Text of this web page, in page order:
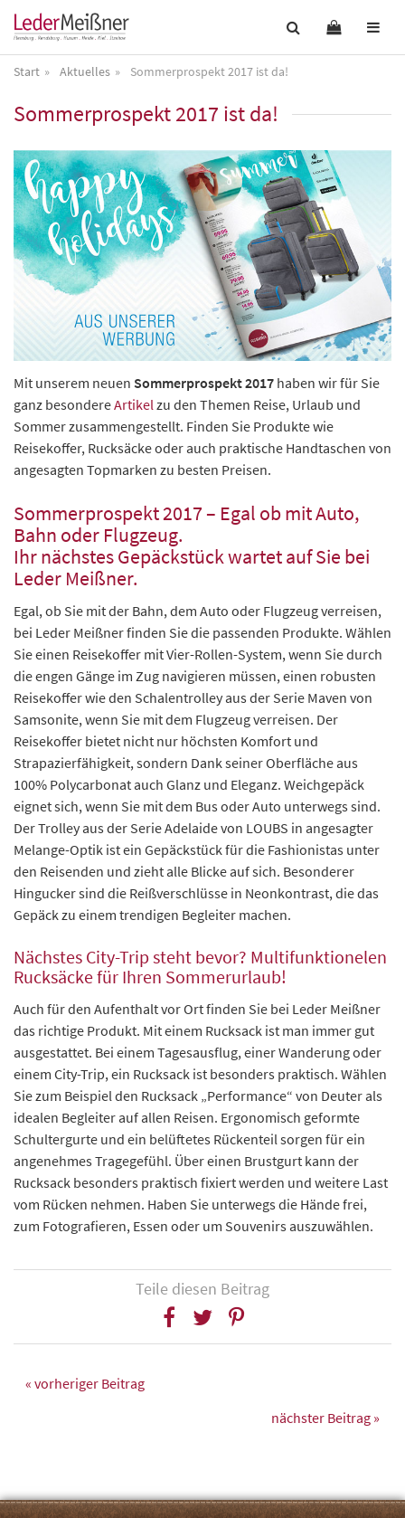
Start Aktuelles Sommerprospekt 2017 ist da!
Sommerprospekt 2017 ist da!
Mit unserem neuen Sommerprospekt 2017 haben wir für Sie
ganz besondereArtikel zu den Themen Reise, Urlaub und
Sommer zusammengestellt. Finden Sie Produkte wie
Reisekoffer, Rucksäcke oder auch praktische Handtaschen von
angesagten Topmarken zu besten Preisen.
Sommerprospekt 2017 – Egal ob mit Auto,
Bahn oder Flugzeug.
Ihr nächstes Gepäckstück wartet auf Sie bei
Leder Meißner.
Egal, ob Sie mit der Bahn, dem Auto oder Flugzeug verreisen,
bei Leder Meißner finden Sie die passenden Produkte. Wählen
Sie einen Reisekoffer mit Vier-Rollen-System, wenn Sie durch
die engen Gänge im Zug navigieren müssen, einen robusten
Reisekoffer wie den Schalentrolley aus der Serie Maven von
Samsonite, wenn Sie mit dem Flugzeug verreisen. Der
Reisekoffer bietet nicht nur höchsten Komfort und
Strapazierfähigkeit, sondern Dank seiner Oberfläche aus
100% Polycarbonat auch Glanz und Eleganz. Weichgepäck
eignet sich, wenn Sie mit dem Bus oder Auto unterwegs sind.
Der Trolley aus der Serie Adelaide von LOUBS in angesagter
Melange-Optik ist ein Gepäckstück für die Fashionistas unter
den Reisenden und zieht alle Blicke auf sich. Besonderer
Hingucker sind die Reißverschlüsse in Neonkontrast, die das
Gepäck zu einem trendigen Begleiter machen.
Nächstes City-Trip steht bevor? Multifunktionelen
Rucksäcke für Ihren Sommerurlaub!
Auch für den Aufenthalt vor Ort finden Sie bei Leder Meißner
das richtige Produkt. Mit einem Rucksack ist man immer gut
ausgestattet. Bei einem Tagesausflug, einer Wanderung oder
einem City-Trip, ein Rucksack ist besonders praktisch. Wählen
Sie zum Beispiel den Rucksack „Performance“ von Deuter als
idealen Begleiter auf allen Reisen. Ergonomisch geformte
Schultergurte und ein belüftetes Rückenteil sorgen für ein
angenehmes Tragegefühl. Über einen Brustgurt kann der
Rucksack besonders praktisch fixiert werden und weitere Last
vom Rücken nehmen. Haben Sie unterwegs die Hände frei,
zum Fotografieren, Essen oder um Souvenirs auszuwählen.
Teile diesen Beitrag
« vorheriger Beitrag
nächster Beitrag »